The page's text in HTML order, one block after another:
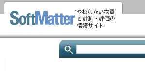
イ
コ
ン
テ